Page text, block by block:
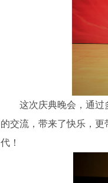
这次庆典晚会，通过
的交流，带来了快乐，
代！